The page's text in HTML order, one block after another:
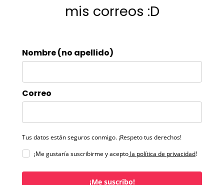
mis correos :D
Nombre (no apellido)
Correo
Tus datos están seguros conmigo. ¡Respeto tus derechos!
¡Me gustaría suscribirme y acepto la política de privacidad!
¡Me suscribo!